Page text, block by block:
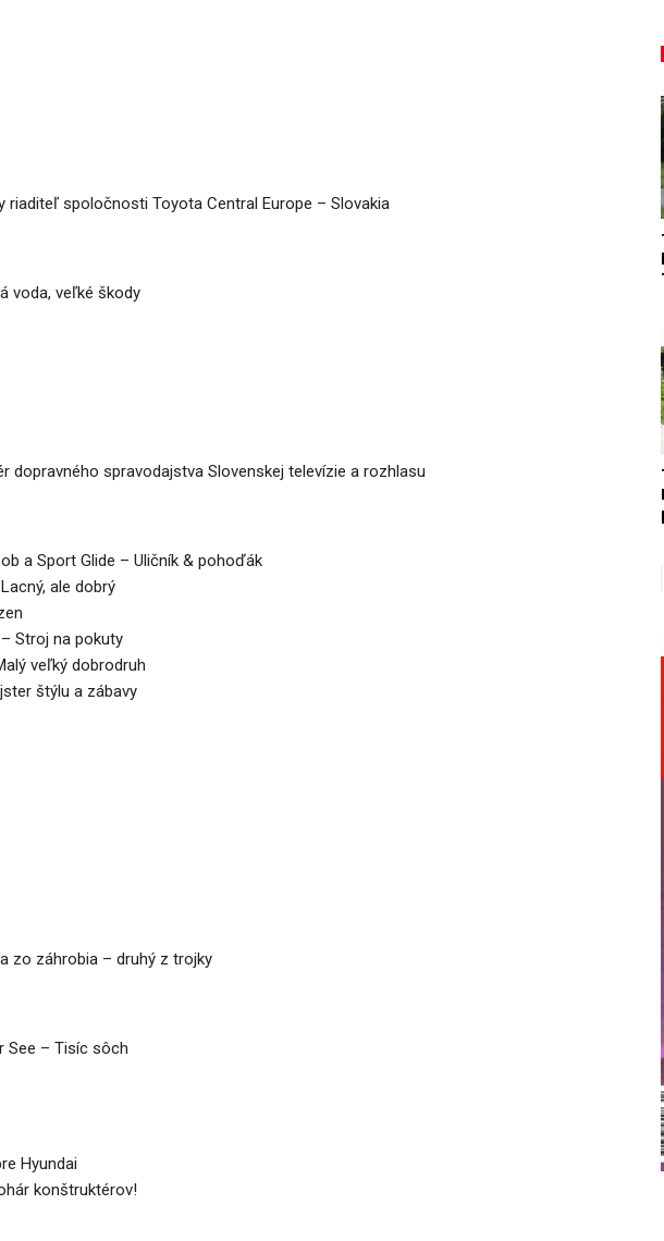
riaditeľ spoločnosti Toyota Central Europe – Slovakia
voda, veľké škody
dopravného spravodajstva Slovenskej televízie a rozhlasu
a Sport Glide – Uličník & pohoďák
ale dobrý
Stroj na pokuty
veľký dobrodruh
štýlu a zábavy
zo záhrobia – druhý z trojky
See – Tisíc sôch
Hyundai
konštruktérov!